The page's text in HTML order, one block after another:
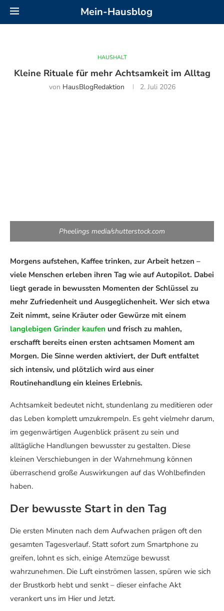
Mein-Hausblog
HAUSHALT
Kleine Rituale für mehr Achtsamkeit im Alltag
von HausBlogRedaktion 2. Juli 2026
Pheelings media/shutterstock.com
Morgens aufstehen, Kaffee trinken, zur Arbeit hetzen –
viele Menschen erleben ihren Tag wie auf Autopilot. Dabei
liegt gerade in bewussten Momenten der Schlüssel zu
mehr Zufriedenheit und Ausgeglichenheit. Wer sich etwa
Zeit nimmt, seine Kräuter oder Gewürze mit einem
langlebigen Grinder kaufen und frisch zu mahlen,
erschafft bereits einen ersten achtsamen Moment am
Morgen. Die Sinne werden aktiviert, der Duft entfaltet
sich intensiv, und plötzlich wird aus einer
Routinehandlung ein kleines Erlebnis.
Achtsamkeit bedeutet nicht, stundenlang zu meditieren oder
das Leben komplett umzukrempeln. Es geht vielmehr darum,
im gegenwärtigen Augenblick präsent zu sein und
alltägliche Handlungen bewusster zu gestalten. Diese
kleinen Verschiebungen in der Wahrnehmung können
überraschend große Auswirkungen auf das Wohlbefinden
haben.
Der bewusste Start in den Tag
Die ersten Minuten nach dem Aufwachen prägen oft den
gesamten Tagesverlauf. Statt sofort zum Smartphone zu
greifen, lohnt es sich, einige Atemzüge bewusst
wahrzunehmen. Die Luft einströmen lassen, spüren wie sich
der Brustkorb hebt und senkt – dieser einfache Akt
verankert uns im Hier und Jetzt.